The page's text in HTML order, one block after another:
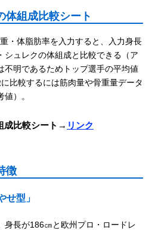
体組成比較シート
・体脂肪率を入力すると、入力身長
シュレクの体組成と比較できる（ア
不明であるためトップ選手の平均値
比較するには筋肉量や骨重量データ
）。
成比較シート→ リンク
徴
せ型」
身長が186㎝と欧州プロ・ロードレ